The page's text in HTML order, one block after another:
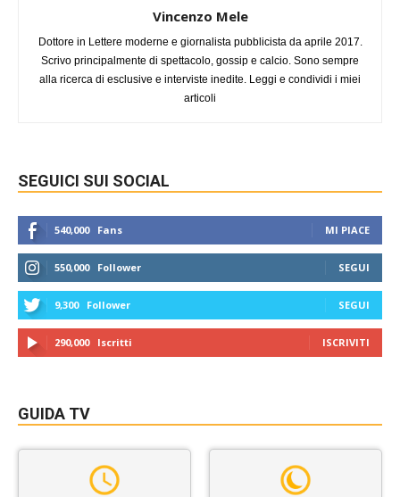
Vincenzo Mele
Dottore in Lettere moderne e giornalista pubblicista da aprile 2017.
Scrivo principalmente di spettacolo, gossip e calcio. Sono sempre
alla ricerca di esclusive e interviste inedite. Leggi e condividi i miei
articoli
SEGUICI SUI SOCIAL
540,000 Fans MI PIACE
550,000 Follower SEGUI
9,300 Follower SEGUI
290,000 Iscritti ISCRIVITI
GUIDA TV